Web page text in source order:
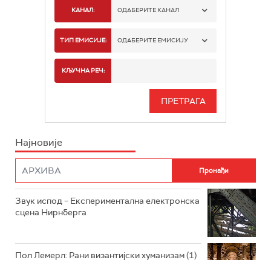
КАНАЛ: ОДАБЕРИТЕ КАНАЛ
РАДИО БЕОГРАД 1
РАДИО БЕОГРАД 3
РАДИО РОКЕНРОЛЕР
РАДИО ЏЕЗЕР
ТИП ЕМИСИЈЕ: ОДАБЕРИТЕ ЕМИСИЈУ
ИНФО
КЉУЧНА РЕЧ:
Најновије
Звук испод – Експериментална електронска
сцена Нирнберга
Пол Лемерл: Рани византијски хуманизам (1)